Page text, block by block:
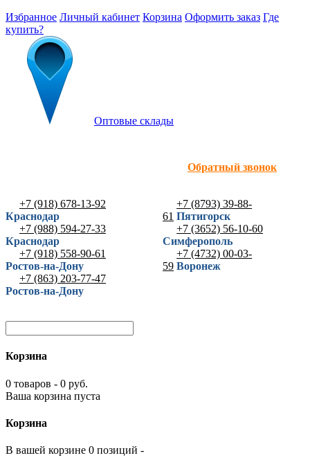
Избранное Личный кабинет Корзина Оформить заказ Где
купить?
Оптовые склады
Обратный звонок
+7 (918) 678-13-92
Краснодар
+7 (988) 594-27-33
Краснодар
+7 (918) 558-90-61
Ростов-на-Дону
+7 (863) 203-77-47
Ростов-на-Дону
+7 (8793) 39-88-
61 Пятигорск
+7 (3652) 56-10-60
Симферополь
+7 (4732) 00-03-
59 Воронеж
Корзина
0 товаров - 0 руб.
Ваша корзина пуста
Корзина
В вашей корзине 0 позиций -